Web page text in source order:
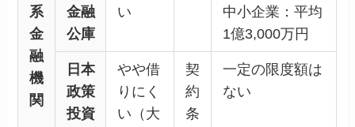
系
金
融
機
関
金融
公庫
い
中小企業：平均
1億3,000万円
日本
政策
投資
やや借
りにく
い（大
契
約
条
一定の限度額は
ない